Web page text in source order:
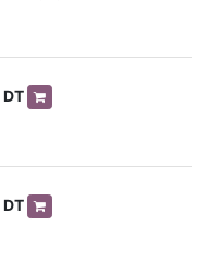
DT
DT